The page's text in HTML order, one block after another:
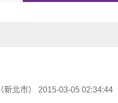
北市） 2015-03-05 02:34:44